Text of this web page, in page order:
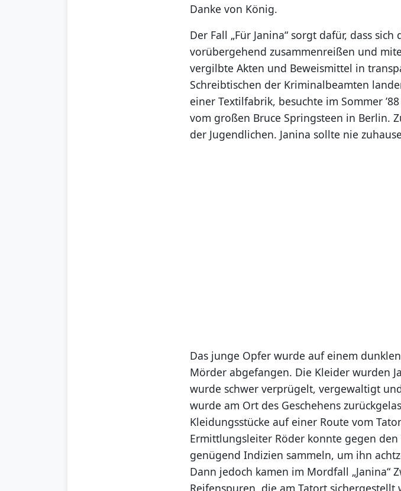
Danke von König.
Der Fall „Für Janina“ sorgt dafür, dass
vorübergehend zusammenreißen und
vergilbte Akten und Beweismittel in
Schreibtischen der Kriminalbeamten
einer Textilfabrik, besuchte im Sommer
vom großen Bruce Springsteen in Berlin.
der Jugendlichen. Janina sollte nie
Das junge Opfer wurde auf einem
Mörder abgefangen. Die Kleider wurden
wurde schwer verprügelt, vergewaltigt
wurde am Ort des Geschehens
Kleidungsstücke auf einer Route vom
Ermittlungsleiter Röder konnte gegen
genügend Indizien sammeln, um ihn
Dann jedoch kamen im Mordfall „Janina“
Reifenspuren, die am Tatort